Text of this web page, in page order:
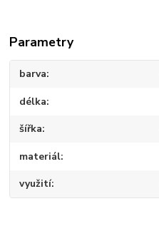
Parametry
barva
délka
šířka
materiál
využití